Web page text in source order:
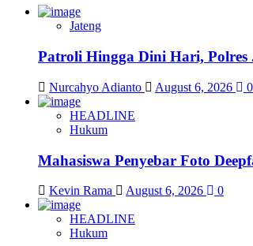
Jateng
Patroli Hingga Dini Hari,
Nurcahyo Adianto August 6, 2026 0
HEADLINE
Hukum
Mahasiswa Penyebar Foto
Kevin Rama August 6, 2026 0
HEADLINE
Hukum